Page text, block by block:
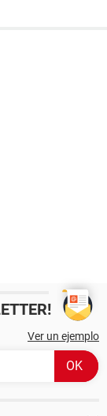
Ver un ejemplo